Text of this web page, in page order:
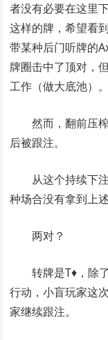
者没有必要在这里
这样的牌，希望看
带某种后门听牌的
牌圈击中了顶对，
工作（做大底池）。
然而，翻前压
后被跟注。
从这个持续下
种场合没有拿到上
两对？
转牌是T♦，除
行动，小盲玩家这
家继续跟注。